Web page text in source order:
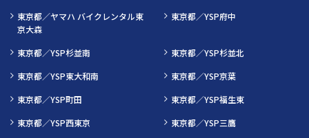
東京都／ヤマハ バイクレンタル東
京大森
東京都／YSP府中
東京都／YSP杉並南
東京都／YSP杉並北
東京都／YSP東大和南
東京都／YSP京葉
東京都／YSP町田
東京都／YSP福生東
東京都／YSP西東京
東京都／YSP三鷹